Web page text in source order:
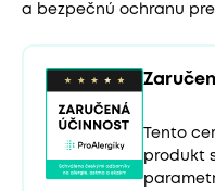
a bezpečnú ochranu
Tento
produkt